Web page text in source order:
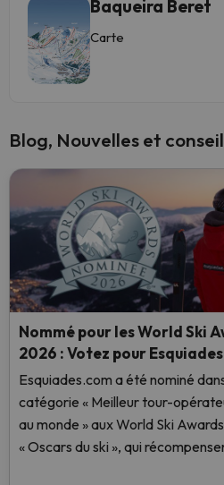
Baqueira Beret
Carte
Blog, Nouvelles et
Nommé pour les World Ski
2026 : Votez pour
Esquiades.com a été nominé
catégorie « Meilleur tour-
au monde » aux World Ski
« Oscars du ski », qui